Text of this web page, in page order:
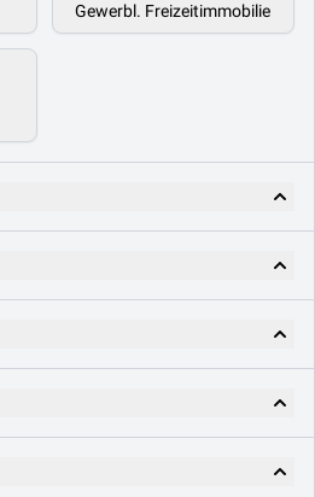
Gewerbl. Freizeitimmobilie